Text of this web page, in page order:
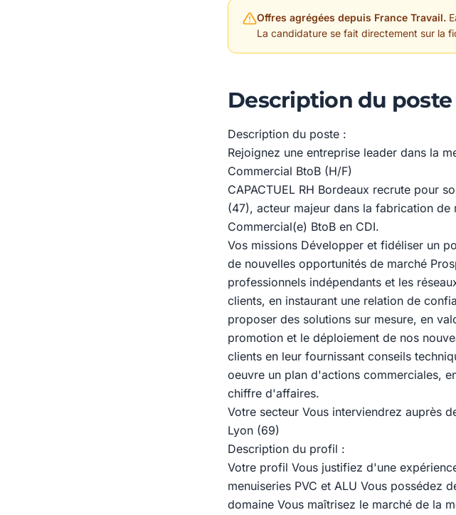
Offres agrégées depuis France Travail.
La candidature se fait directement sur la
Description du poste
Description du poste :
Rejoignez une entreprise leader dans la
Commercial BtoB (H/F)
CAPACTUEL RH Bordeaux recrute pour
(47), acteur majeur dans la fabrication de
Commercial(e) BtoB en CDI.
Vos missions Développer et fidéliser un
de nouvelles opportunités de marché
professionnels indépendants et les
clients, en instaurant une relation de
proposer des solutions sur mesure, en
promotion et le déploiement de nos
clients en leur fournissant conseils
oeuvre un plan d'actions commerciales,
chiffre d'affaires.
Votre secteur Vous interviendrez auprès
Lyon (69)
Description du profil :
Votre profil Vous justifiez d'une
menuiseries PVC et ALU Vous possédez
domaine Vous maîtrisez le marché de la